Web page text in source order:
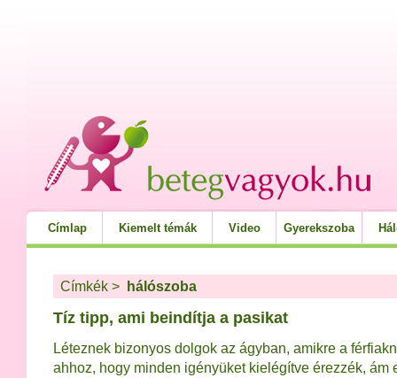
Címlap Kiemelt témák Video Gyerekszoba
Címkék > hálószoba
Tíz tipp, ami beindítja a pasikat
Léteznek bizonyos dolgok az ágyban, amikre a
ahhoz, hogy minden igényüket kielégítve érezzék, ám